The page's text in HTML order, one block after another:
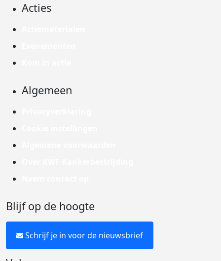
Acties
Algemeen
Blijf op de hoogte
Schrijf je in voor de nieuwsbrief